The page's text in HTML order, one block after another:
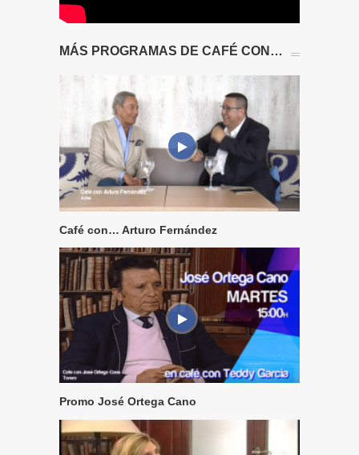
MÁS PROGRAMAS DE CAFÉ CON…
Café con… Arturo Fernández
Promo José Ortega Cano